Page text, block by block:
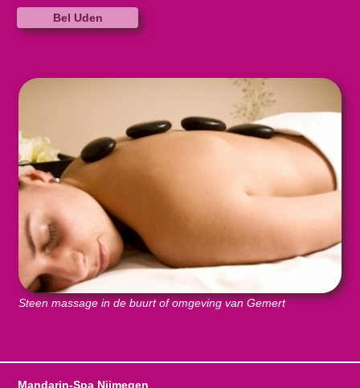
Bel Uden
Steen massage in de buurt of omgeving van Gemert
Mandarin-Spa Nijmegen